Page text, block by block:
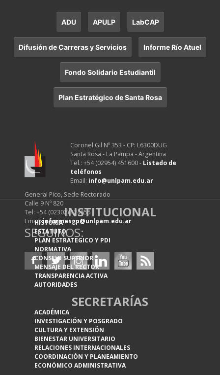
ADU APULP LabCAP
Difusión de Carreras y Servicios Informe Río Atuel
Fondo Solidario Estudiantil
Plan Estratégico de Santa Rosa
Coronel Gil Nº 353 - CP: L6300DUG
Santa Rosa - La Pampa - Argentina
Tel.: +54 (02954) 451600 - Listado de
teléfonos
Email: info@unlpam.edu.ar
General Pico, Sede Rectorado
Calle 9 Nº 820
Tel: +54 (02302) 424655
Email:informesgp@unlpam.edu.ar
SEGUINOS:
INSTITUCIONAL
HISTORIA
ESTATUTO
PLAN ESTRATEGICO Y PDI
NORMATIVA
CONSEJO SUPERIOR
MENSAJE DEL RECTOR
TRANSPARENCIA ACTIVA
AUTORIDADES
SECRETARÍAS
ACADÉMICA
INVESTIGACIÓN Y POSGRADO
CULTURA Y EXTENSIÓN
BIENESTAR UNIVERSITARIO
RELACIONES INTERNACIONALES
COORDINACIÓN Y PLANEAMIENTO
ECONÓMICO ADMINISTRATIVA